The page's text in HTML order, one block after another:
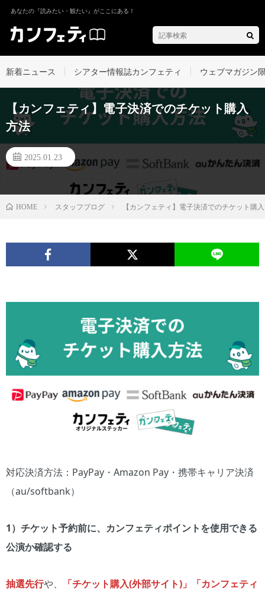
あなたの『読みたい・観たい』がここにある！
新着ニュース シアター情報誌カンフェティ ウェブマガジン
【カンフェティ】電子決済でのチケット購入
方法
2025.01.23
HOME スタッフブログ 【カンフェティ】電子決済でのチケット購
対応決済方法：PayPay・Amazon Pay・携帯キャリア決済
（au/softbank）
1）チケット予約前に、カンフェティポイントを使用できる
公演か確認する
抽選先行や、 「チケット購入(外部サイト)」
「カンフェティ